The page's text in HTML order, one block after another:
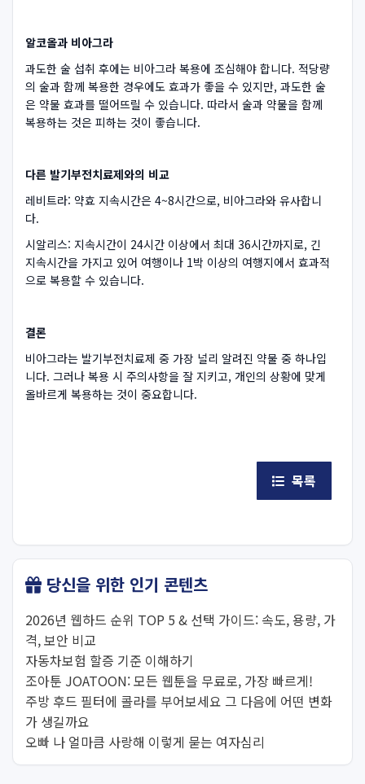
알코올과 비아그라
과도한 술 섭취 후에는 비아그라 복용에 조심해야 합니다. 적당량
의 술과 함께 복용한 경우에도 효과가 좋을 수 있지만, 과도한 술
은 약물 효과를 떨어뜨릴 수 있습니다. 따라서 술과 약물을 함께
복용하는 것은 피하는 것이 좋습니다.
다른 발기부전치료제와의 비교
레비트라: 약효 지속시간은 4~8시간으로, 비아그라와 유사합니
다.
시알리스: 지속시간이 24시간 이상에서 최대 36시간까지로, 긴
지속시간을 가지고 있어 여행이나 1박 이상의 여행지에서 효과적
으로 복용할 수 있습니다.
결론
비아그라는 발기부전치료제 중 가장 널리 알려진 약물 중 하나입
니다. 그러나 복용 시 주의사항을 잘 지키고, 개인의 상황에 맞게
올바르게 복용하는 것이 중요합니다.
목록
당신을 위한 인기 콘텐츠
2026년 웹하드 순위 TOP 5 & 선택 가이드: 속도, 용량, 가
격, 보안 비교
자동차보험 할증 기준 이해하기
조아툰 JOATOON: 모든 웹툰을 무료로, 가장 빠르게!
주방 후드 필터에 콜라를 부어보세요 그 다음에 어떤 변화
가 생길까요
오빠 나 얼마큼 사랑해 이렇게 묻는 여자심리